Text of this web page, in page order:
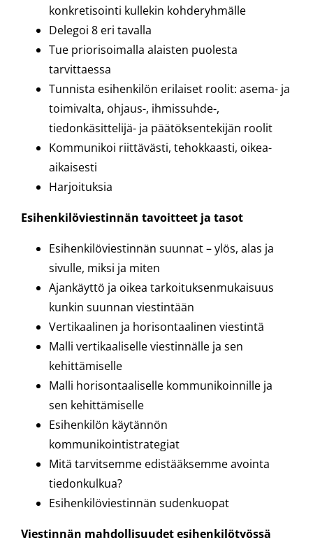
konkretisointi kullekin kohderyhmälle
Delegoi 8 eri tavalla
Tue priorisoimalla alaisten puolesta
tarvittaessa
Tunnista esihenkilön erilaiset roolit: asema- ja
toimivalta, ohjaus-, ihmissuhde-,
tiedonkäsittelijä- ja päätöksentekijän roolit
Kommunikoi riittävästi, tehokkaasti, oikea-
aikaisesti
Harjoituksia
Esihenkilöviestinnän tavoitteet ja tasot
Esihenkilöviestinnän suunnat – ylös, alas ja
sivulle, miksi ja miten
Ajankäyttö ja oikea tarkoituksenmukaisuus
kunkin suunnan viestintään
Vertikaalinen ja horisontaalinen viestintä
Malli vertikaaliselle viestinnälle ja sen
kehittämiselle
Malli horisontaaliselle kommunikoinnille ja
sen kehittämiselle
Esihenkilön käytännön
kommunikointistrategiat
Mitä tarvitsemme edistääksemme avointa
tiedonkulkua?
Esihenkilöviestinnän sudenkuopat
Viestinnän mahdollisuudet esihenkilötyössä